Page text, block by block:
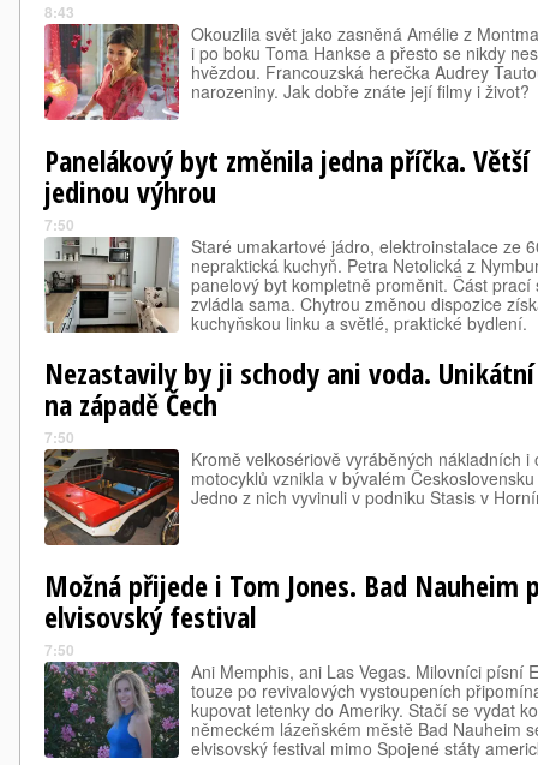
8:43
Okouzlila svět jako zasněná Amélie z
i po boku Toma Hankse a přesto se nikdy
hvězdou. Francouzská herečka Audrey
narozeniny. Jak dobře znáte její filmy i život?
Panelákový byt změnila jedna příčka.
jedinou výhrou
7:50
Staré umakartové jádro, elektroinstalace ze
nepraktická kuchyň. Petra Netolická z
panelový byt kompletně proměnit. Část
zvládla sama. Chytrou změnou dispozice
kuchyňskou linku a světlé, praktické bydlení.
Nezastavily by ji schody ani voda.
na západě Čech
7:50
Kromě velkosériově vyráběných nákladních
motocyklů vznikla v bývalém
Jedno z nich vyvinuli v podniku Stasis v
Možná přijede i Tom Jones. Bad
elvisovský festival
7:50
Ani Memphis, ani Las Vegas. Milovníci písní
touze po revivalových vystoupeních
kupovat letenky do Ameriky. Stačí se vydat
německém lázeňském městě Bad Nauheim
elvisovský festival mimo Spojené státy